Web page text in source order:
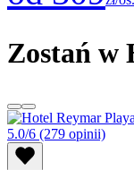
Zostań w
5.0/6 (279 opinii)